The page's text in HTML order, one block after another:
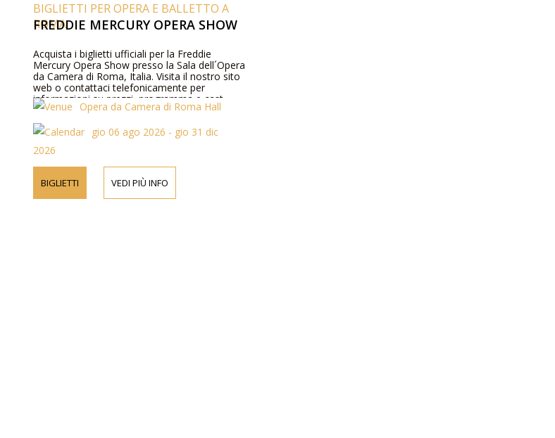
BIGLIETTI PER OPERA E BALLETTO A
ROMA
FREDDIE MERCURY OPERA SHOW
Acquista i biglietti ufficiali per la Freddie
Mercury Opera Show presso la Sala dell´Opera
da Camera di Roma, Italia. Visita il nostro sito
web o contattaci telefonicamente per
informazioni su prezzi, programma e cast.
Opera da Camera di Roma Hall
gio 06 ago 2026 - gio 31 dic
2026
BIGLIETTI VEDI PIÙ INFO